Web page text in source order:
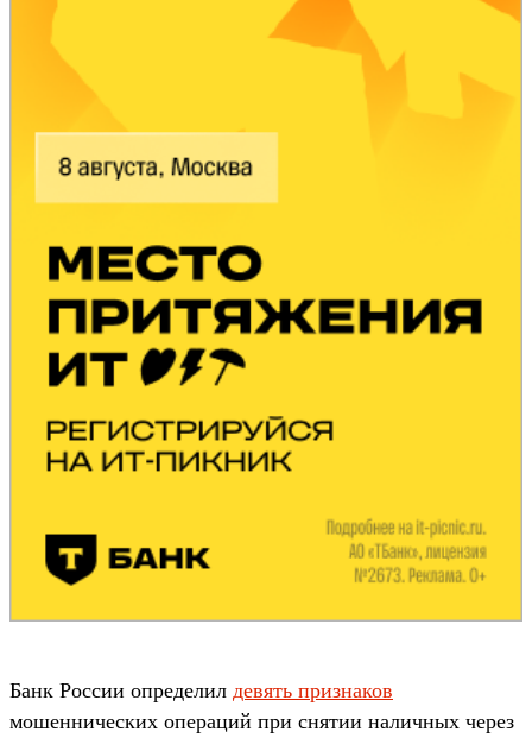
Банк России определил девять признаков
мошеннических операций при снятии наличных через